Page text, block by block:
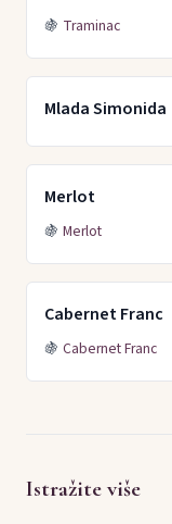
🍇 Traminac
Mlada Simonida
Merlot
🍇 Merlot
Cabernet Franc
🍇 Cabernet Franc
Istražite više